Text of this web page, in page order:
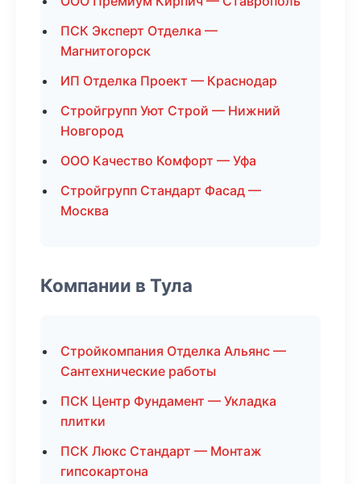
ПСК Эксперт Отделка —
Магнитогорск
ИП Отделка Проект — Краснодар
Стройгрупп Уют Строй — Нижний
Новгород
ООО Качество Комфорт — Уфа
Стройгрупп Стандарт Фасад —
Москва
Компании в Тула
Стройкомпания Отделка Альянс —
Сантехнические работы
ПСК Центр Фундамент — Укладка
плитки
ПСК Люкс Стандарт — Монтаж
гипсокартона